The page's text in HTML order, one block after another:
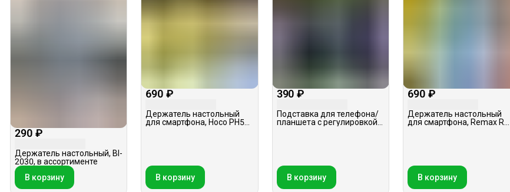
290 ₽
Держатель настольный, BI-
2030, в ассортименте
В корзину
690 ₽
Держатель настольный
для смартфона, Hoco PH50,
В корзину
390 ₽
Подставка для телефона/
планшета с регулировкой
В корзину
690 ₽
Держатель настольный
для смартфона, Remax RM-
В корзину